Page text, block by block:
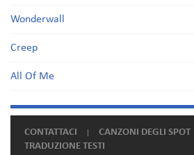
Wonderwall
Creep
All Of Me
CONTATTACI
CANZONI DEGLI SPOT
TRADUZIONE TESTI